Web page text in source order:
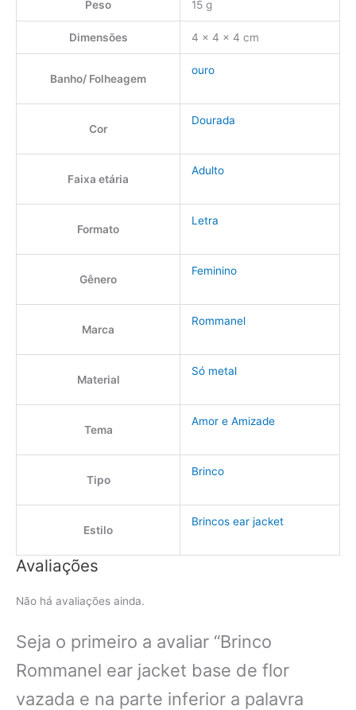
Peso 15 g
Dimensões 4 × 4 × 4 cm
Banho/ Folheagem
ouro
Cor
Dourada
Faixa etária
Adulto
Formato
Letra
Gênero
Feminino
Marca
Rommanel
Material
Só metal
Tema
Amor e Amizade
Tipo
Brinco
Estilo
Brincos ear jacket
Avaliações
Não há avaliações ainda.
Seja o primeiro a avaliar “Brinco
Rommanel ear jacket base de flor
vazada e na parte inferior a palavra